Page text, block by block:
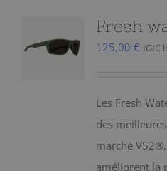
Fresh
125,00 € IGIC
Les Fresh
des
marché
améliorent la